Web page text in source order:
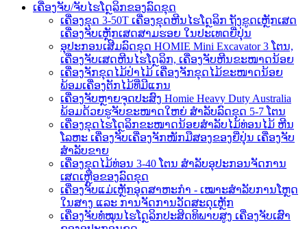
ເຄື່ອງຈັບ/ຈັບໄຮໂດຼລິກຂອງລົດຂຸດ
ເຄື່ອງຂຸດ 3-50T ເຄື່ອງຂຸດຫີນໄຮໂດຼລິກ ຖັງຂູດເຫຼັກເສດ
ເຄື່ອງຈັບເຫຼັກເສດສາມຮອຍ ໃນປະເທດຍີ່ປຸ່ນ
ອຸປະກອນເສີມລົດຂຸດ HOMIE Mini Excavator 3 ໂຕນ,
ເຄື່ອງຈັບເສດຫີນໄຮໂດຼລິກ, ເຄື່ອງຈັບຫີນຂະໜາດນ້ອຍ
ເຄື່ອງຈັກຂຸດໄມ້ປ່າໄມ້ ເຄື່ອງຈັກຂຸດໄມ້ຂະໜາດນ້ອຍ
ພ້ອມເຄື່ອງຕັກໄມ້ທີ່ມີແກນ
ເຄື່ອງຈັບຫຼາຍຈຸດປະສົງ Homie Heavy Duty Australia
ພ້ອມດ້ວຍຮູຈັບຂະໜາດໃຫຍ່ ສຳລັບລົດຂຸດ 5-7 ໂຕນ
ເຄື່ອງຂຸດໄຮໂດຼລິກຂະໜາດນ້ອຍສຳລັບໄມ້ທ່ອນໄມ້ ຫີນ
ໂລຫະ ເຄື່ອງຈັບເຄື່ອງຈັກໜັກມືສອງຂອງຍີ່ປຸ່ນ ເຄື່ອງຈັບ
ສຳລັບຂາຍ
ເຄື່ອງຂຸດໄມ້ທ່ອນ 3-40 ໂຕນ ສຳລັບອຸປະກອນຈັດການ
ເສດເຫຼືອຂອງລົດຂຸດ
ເຄື່ອງຈັບແມ່ເຫຼັກອຸດສາຫະກຳ - ເໝາະສຳລັບການໂຫຼດ
ໃນສາງ ແລະ ການຈັດການວັດສະດຸເຫຼັກ
ເຄື່ອງຈັບທໍ່ໝຸນໄຮໂດຼລິກປະສິດທິພາບສູງ ເຄື່ອງຈັບເສົາ